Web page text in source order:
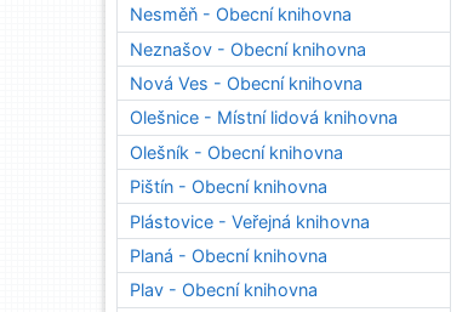
Nesměň - Obecní knihovna
Neznašov - Obecní knihovna
Nová Ves - Obecní knihovna
Olešnice - Místní lidová knihovna
Olešník - Obecní knihovna
Pištín - Obecní knihovna
Plástovice - Veřejná knihovna
Planá - Obecní knihovna
Plav - Obecní knihovna